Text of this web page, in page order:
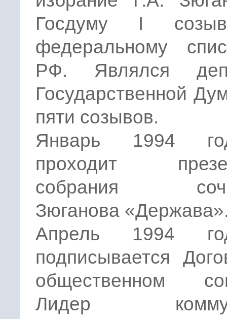
Госдуму I
федеральному
РФ. Являлся
Государственной
пяти созывов.
Январь 1994
проходит
собрания
Зюганова
Апрель 1994
подписывается
общественном
Лидер